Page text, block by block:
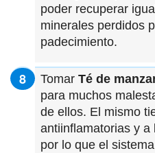
poder recuperar
minerales perdidos
padecimiento.
Tomar Té de
para muchos
de ellos. El mismo
antiinflamatorias y a
por lo que el